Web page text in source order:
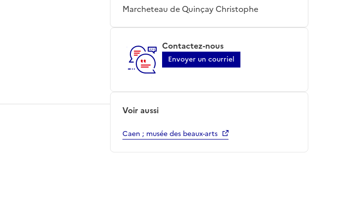
Marcheteau de Quinçay Christophe
Contactez-nous
Envoyer un courriel
Voir aussi
Caen ; musée des beaux-arts